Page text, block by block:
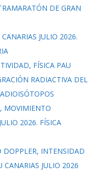
DE GRAN
JULIO 2026.
FÍSICA PAU
RADIACTIVA DEL
MOVIMIENTO
2026. FÍSICA
DOPPLER, INTENSIDAD
JULIO 2026